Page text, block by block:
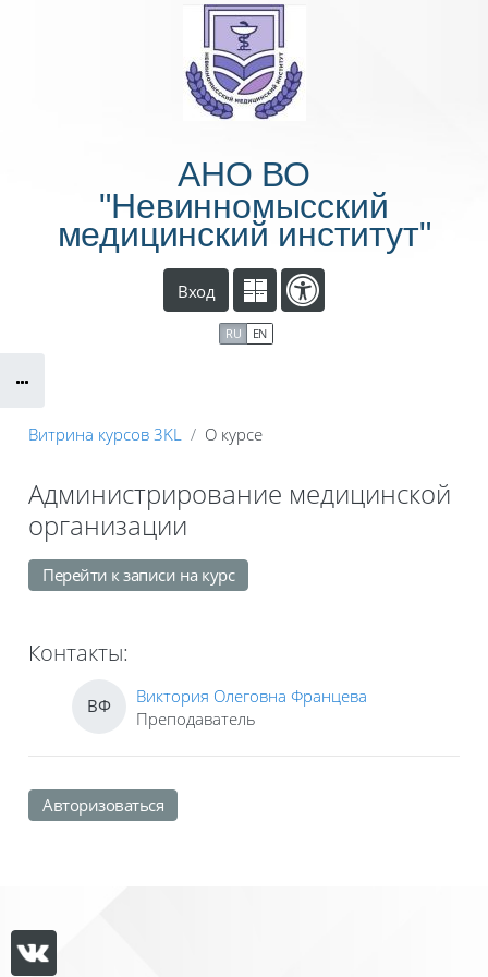
Перейти к основному содержанию
АНО ВО
"Невинномысский
медицинский институт"
Вход
RU EN
Витрина курсов 3KL О курсе
Администрирование медицинской
организации
Перейти к записи на курс
Контакты:
ВФ
Виктория Олеговна Францева
Преподаватель
Авторизоваться